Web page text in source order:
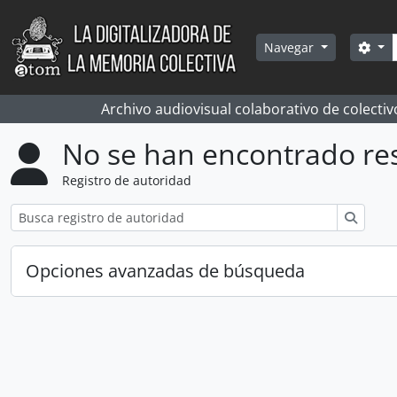
Skip to main content
Navegar
Archivo audiovisual colaborativo de
No se han encontrado
Registro de autoridad
Opciones avanzadas de búsqueda